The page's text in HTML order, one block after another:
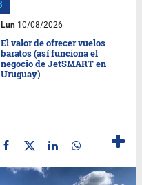
Lun 10/08/2026
El valor de ofrecer vuelos
baratos (así funciona el
negocio de JetSMART en
Uruguay)